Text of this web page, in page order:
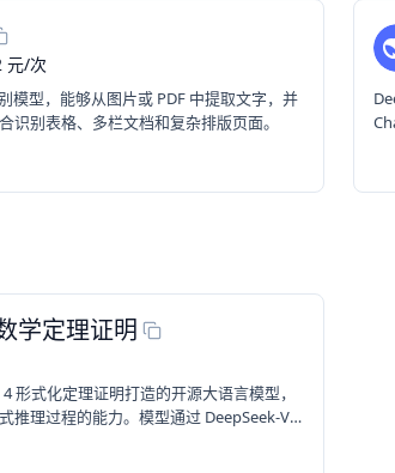
元/次
模型，能够从图片或 PDF 中提取文字，并
识别表格、多栏文档和复杂排版页面。
学定理证明
形式化定理证明打造的开源大语言模型，
推理过程的能力。模型通过 DeepSeek-V3
非形式与形式数学推理，显著提升了定